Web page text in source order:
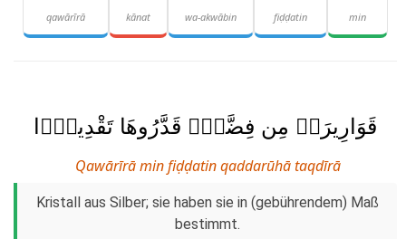
min
fiḍḍatin
wa-akwābin
kānat
qawārīrā
قَوَارِيرَا۟ مِن فِضَّةٍۢ قَدَّرُوهَا تَقْدِيرًۭا
Qawārīrā min fiḍḍatin qaddarūhā taqdīrā
Kristall aus Silber; sie haben sie in (gebührendem) Maß
bestimmt.